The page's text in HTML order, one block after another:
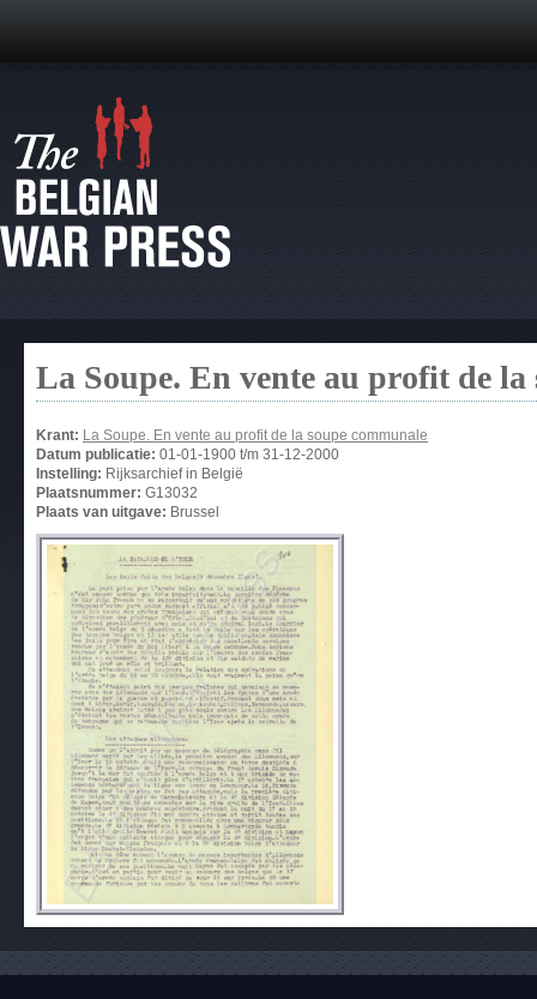
La Soupe. En vente au profit de la
Krant: La Soupe. En vente au profit de la soupe communale
Datum publicatie: 01-01-1900 t/m 31-12-2000
Instelling: Rijksarchief in België
Plaatsnummer: G13032
Plaats van uitgave: Brussel